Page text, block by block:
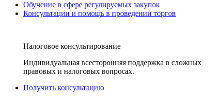
Обучение в сфере регулируемых закупок
Консультации и помощь в проведении торгов
Налоговое консультирование
Индивидуальная всесторонняя поддержка в сложных
правовых и налоговых вопросах.
Получить консультацию